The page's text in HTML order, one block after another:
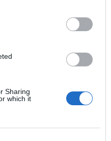
Sharing
which it
μία